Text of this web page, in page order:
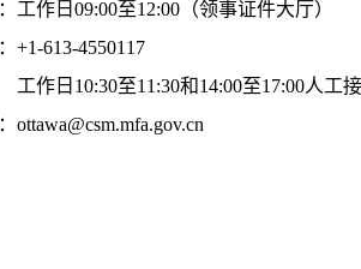
工作日09:00至12:00（领事证件大厅）
+1-613-4550117
至11:30和14:00至17:00人工
ottawa@csm.mfa.gov.cn